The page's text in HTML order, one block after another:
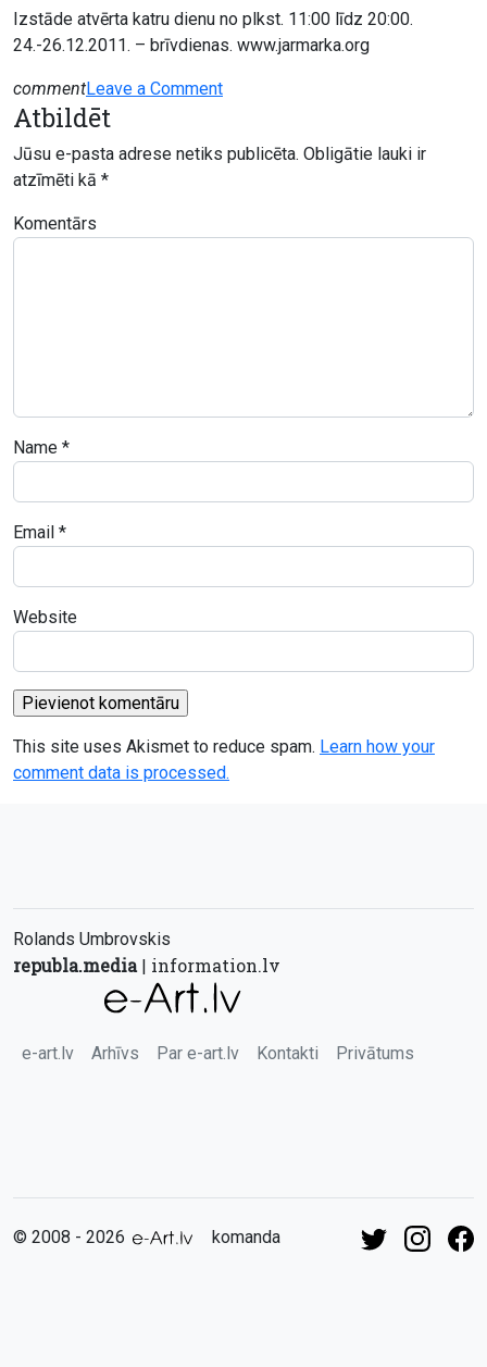
Izstāde atvērta katru dienu no plkst. 11:00 līdz 20:00.
24.-26.12.2011. – brīvdienas. www.jarmarka.org
commentLeave a Commenton
Atbildēt
Jūsu e-pasta adrese netiks publicēta. Obligātie lauki ir
atzīmēti kā *
Komentārs
Name *
Email *
Website
This site uses Akismet to reduce spam. Learn how your
comment data is processed.
Rolands Umbrovskis
republa.media| information.lv
e-art.lv Arhīvs Par e-art.lv Kontakti Privātums
© 2008 - 2026 komanda